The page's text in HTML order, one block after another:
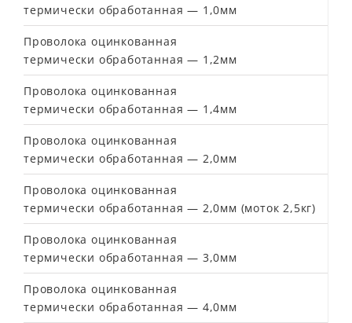
термически обработанная — 1,0мм
Проволока оцинкованная
термически обработанная — 1,2мм
Проволока оцинкованная
термически обработанная — 1,4мм
Проволока оцинкованная
термически обработанная — 2,0мм
Проволока оцинкованная
термически обработанная — 2,0мм (моток 2,5кг)
Проволока оцинкованная
термически обработанная — 3,0мм
Проволока оцинкованная
термически обработанная — 4,0мм